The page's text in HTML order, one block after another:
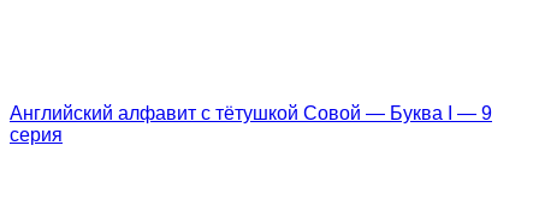
Английский алфавит с тётушкой Совой — Буква I — 9
серия